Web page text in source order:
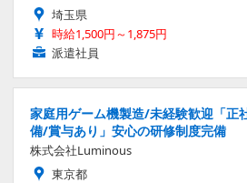
埼玉県
時給1,500円～1,875円
派遣社員
家庭用ゲーム機製造/未経験歓迎「正
備/賞与あり」安心の研修制度完備
株式会社Luminous
東京都